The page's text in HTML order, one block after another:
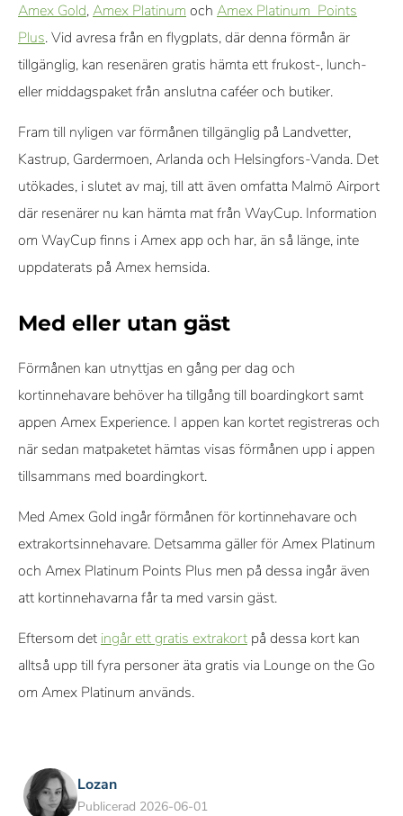
Amex Gold,Amex Platinum och Amex Platinum Points
Plus. Vid avresa från en flygplats, där denna förmån är
tillgänglig, kan resenären gratis hämta ett frukost-, lunch-
eller middagspaket från anslutna caféer och butiker.
Fram till nyligen var förmånen tillgänglig på Landvetter,
Kastrup, Gardermoen, Arlanda och Helsingfors-Vanda. Det
utökades, i slutet av maj, till att även omfatta Malmö Airport
där resenärer nu kan hämta mat från WayCup. Information
om WayCup finns i Amex app och har, än så länge, inte
uppdaterats på Amex hemsida.
Med eller utan gäst
Förmånen kan utnyttjas en gång per dag och
kortinnehavare behöver ha tillgång till boardingkort samt
appen Amex Experience. I appen kan kortet registreras och
när sedan matpaketet hämtas visas förmånen upp i appen
tillsammans med boardingkort.
Med Amex Gold ingår förmånen för kortinnehavare och
extrakortsinnehavare. Detsamma gäller för Amex Platinum
och Amex Platinum Points Plus men på dessa ingår även
att kortinnehavarna får ta med varsin gäst.
Eftersom det ingår ett gratis extrakort på dessa kort kan
alltså upp till fyra personer äta gratis via Lounge on the Go
om Amex Platinum används.
Lozan
Publicerad 2026-06-01